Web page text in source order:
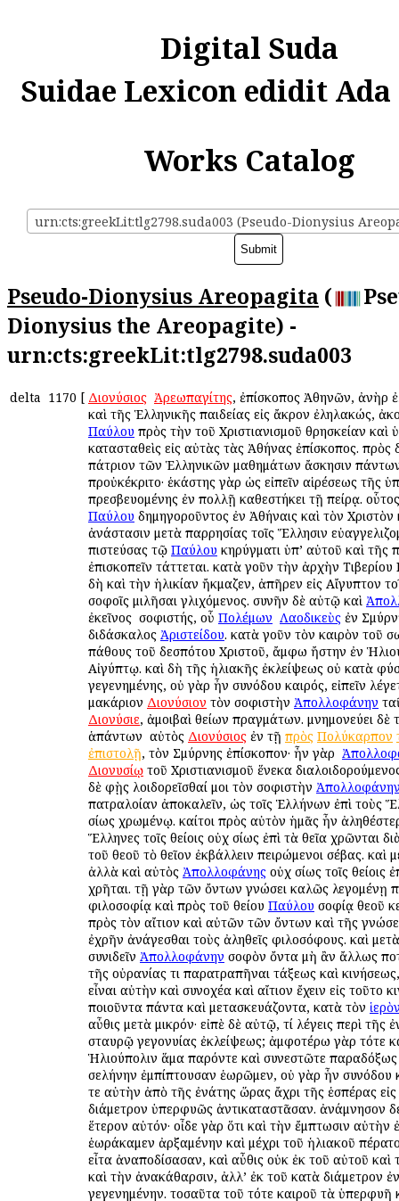
Digital Suda
Suidae Lexicon edidit
Works Catalog
urn:cts:greekLit:tlg2798.suda003 (Pseudo-Dionysius
Pseudo-Dionysius Areopagita (
Dionysius the Areopagite) -
urn:cts:greekLit:tlg2798.suda003
delta 1170 [ Διονύσιος Ἀρεωπαγίτης, ἐπίσκοπος Ἀθηνῶν, ἀνὴρ
καὶ τῆς Ἑλληνικῆς παιδείας εἰς ἄκρον ἐληλακώς,
Παύλου πρὸς τὴν τοῦ Χριστιανισμοῦ θρησκείαν καὶ
κατασταθεὶς εἰς αὐτὰς τὰς Ἀθήνας ἐπίσκοπος. πρὸς
πάτριον τῶν Ἑλληνικῶν μαθημάτων ἄσκησιν
προὐκέκριτο· ἑκάστης γὰρ ὡς εἰπεῖν αἱρέσεως τῆς
πρεσβευομένης ἐν πολλῇ καθεστήκει τῇ πείρᾳ.
Παύλου δημηγοροῦντος ἐν Ἀθήναις καὶ τὸν Χριστὸν
ἀνάστασιν μετὰ παρρησίας τοῖς Ἕλλησιν
πιστεύσας τῷ Παύλου κηρύγματι ὑπ’ αὐτοῦ καὶ τῆς
ἐπισκοπεῖν τάττεται. κατὰ γοῦν τὴν ἀρχὴν
δὴ καὶ τὴν ἡλικίαν ἤκμαζεν, ἀπῆρεν εἰς Αἴγυπτον
σοφοῖς ὁμιλῆσαι γλιχόμενος. συνῆν δὲ αὐτῷ καὶ
ἐκεῖνος ὁ σοφιστής, οὗ Πολέμων Λαοδικεὺς ἐν
διδάσκαλος Ἀριστείδου. κατὰ γοῦν τὸν καιρὸν τοῦ
πάθους τοῦ δεσπότου Χριστοῦ, ἄμφω ἤστην ἐν
Αἰγύπτῳ. καὶ δὴ τῆς ἡλιακῆς ἐκλείψεως οὐ κατὰ
γεγενημένης, οὐ γὰρ ἦν συνόδου καιρός, εἰπεῖν
μακάριον Διονύσιον τὸν σοφιστὴν Ἀπολλοφάνην
Διονύσιε, ἀμοιβαὶ θείων πραγμάτων. μνημονεύει δὲ
ἁπάντων ὁ αὐτὸς Διονύσιος ἐν τῇ πρὸς Πολύκαρπον
ἐπιστολῇ, τὸν Σμύρνης ἐπίσκοπον· ἦν γὰρ ὁ
Διονυσίῳ τοῦ Χριστιανισμοῦ ἕνεκα
δὲ φῂς λοιδορεῖσθαί μοι τὸν σοφιστὴν
πατραλοίαν ἀποκαλεῖν, ὡς τοῖς Ἑλλήνων ἐπὶ τοὺς
ὁσίως χρωμένῳ. καίτοι πρὸς αὐτὸν ἡμᾶς ἦν
Ἕλληνες τοῖς θείοις οὐχ ὁσίως ἐπὶ τὰ θεῖα χρῶνται
τοῦ θεοῦ τὸ θεῖον ἐκβάλλειν πειρώμενοι σέβας. καὶ
ἀλλὰ καὶ αὐτὸς Ἀπολλοφάνης οὐχ ὁσίως τοῖς θείοις
χρῆται. τῇ γὰρ τῶν ὄντων γνώσει καλῶς λεγομένῃ
φιλοσοφίᾳ καὶ πρὸς τοῦ θείου Παύλου σοφίᾳ θεοῦ
πρὸς τὸν αἴτιον καὶ αὐτῶν τῶν ὄντων καὶ τῆς
ἐχρῆν ἀνάγεσθαι τοὺς ἀληθεῖς φιλοσόφους. καὶ
συνιδεῖν Ἀπολλοφάνην σοφὸν ὄντα μὴ ἂν ἄλλως
τῆς οὐρανίας τι παρατραπῆναι τάξεως καὶ
εἶναι αὐτὴν καὶ συνοχέα καὶ αἴτιον ἔχειν εἰς τοῦτο
ποιοῦντα πάντα καὶ μετασκευάζοντα, κατὰ τὸν
αὖθις μετὰ μικρόν· εἰπὲ δὲ αὐτῷ, τί λέγεις περὶ τῆς
σταυρῷ γεγονυίας ἐκλείψεως; ἀμφοτέρω γὰρ τότε
Ἡλιούπολιν ἅμα παρόντε καὶ συνεστῶτε
σελήνην ἐμπίπτουσαν ἑωρῶμεν, οὐ γὰρ ἦν συνόδου
τε αὐτὴν ἀπὸ τῆς ἐνάτης ὥρας ἄχρι τῆς ἑσπέρας
διάμετρον ὑπερφυῶς ἀντικαταστᾶσαν. ἀνάμνησον
ἕτερον αὐτόν· οἶδε γὰρ ὅτι καὶ τὴν ἔμπτωσιν αὐτὴν
ἑωράκαμεν ἀρξαμένην καὶ μέχρι τοῦ ἡλιακοῦ
εἶτα ἀναποδίσασαν, καὶ αὖθις οὐκ ἐκ τοῦ αὐτοῦ καὶ
καὶ τὴν ἀνακάθαρσιν, ἀλλ’ ἐκ τοῦ κατὰ διάμετρον
γεγενημένην. τοσαῦτα τοῦ τότε καιροῦ τὰ ὑπερφυῆ